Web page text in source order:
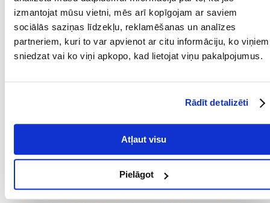
izmantojat mūsu vietni, mēs arī kopīgojam ar saviem
sociālās saziņas līdzekļu, reklamēšanas un analīzes
partneriem, kuri to var apvienot ar citu informāciju, ko viņiem
sniedzat vai ko viņi apkopo, kad lietojat viņu pakalpojumus.
Rādīt detalizēti
Atļaut visu
Pielāgot
karotīns arī uzlabo imunitāti un labvēlīgi ietekmē reproduktīvos
- Uz 400 g ēdiena ielejiet 1 mērkaroti (= 10 ml) dienā.
PRODUCENT: VERSELE-LAGA
Kādi ir produktu vērtēšanas noteikumi?